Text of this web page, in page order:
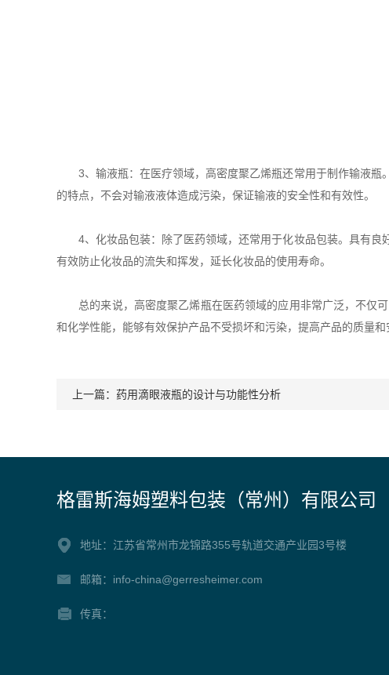
3、输液瓶：在医疗领域，高密度聚乙烯瓶还常用于制作输液瓶
的特点，不会对输液液体造成污染，保证输液的安全性和有效性。
4、化妆品包装：除了医药领域，还常用于化妆品包装。具有良
有效防止化妆品的流失和挥发，延长化妆品的使用寿命。
总的来说，高密度聚乙烯瓶在医药领域的应用非常广泛，不仅可
和化学性能，能够有效保护产品不受损坏和污染，提高产品的质量和
上一篇： 药用滴眼液瓶的设计与功能性分析
格雷斯海姆塑料包装（常州）有限公司
地址：江苏省常州市龙锦路355号轨道交通产业园3号楼
邮箱：info-china@gerresheimer.com
传真：